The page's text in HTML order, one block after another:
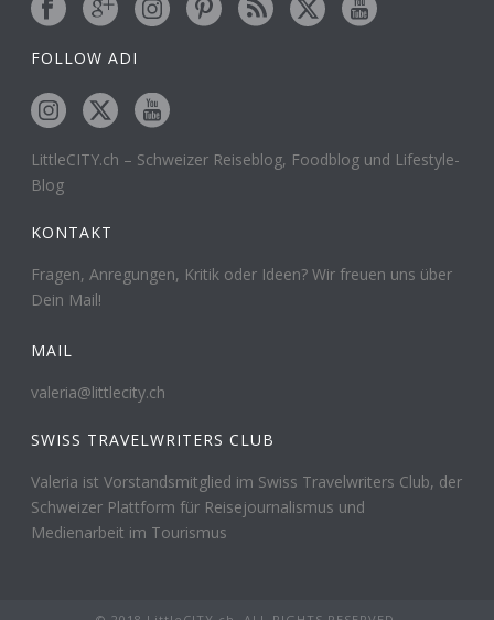
FOLLOW ADI
LittleCITY.ch – Schweizer Reiseblog, Foodblog und Lifestyle-
Blog
KONTAKT
Fragen, Anregungen, Kritik oder Ideen? Wir freuen uns über
Dein Mail!
MAIL
valeria@littlecity.ch
SWISS TRAVELWRITERS CLUB
Valeria ist Vorstandsmitglied im Swiss Travelwriters Club, der
Schweizer Plattform für Reisejournalismus und
Medienarbeit im Tourismus